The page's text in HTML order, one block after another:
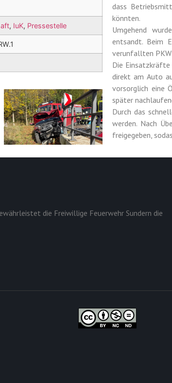
, IuK, Pressestelle
dass
könnten.
Umgehend
entsandt. Beim
verunfallten PKW
Die
direkt am Auto
vorsorglich eine
später
Durch das
werden. Nach
freigegeben,
die Freiwillige Feuerwehr Sundern die